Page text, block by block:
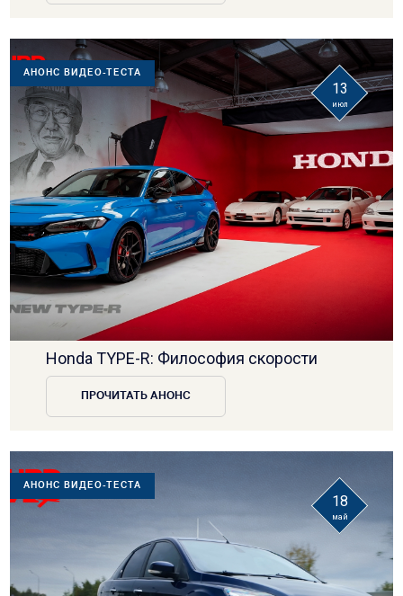
АНОНС ВИДЕО-ТЕСТА
13
июл
Honda TYPE-R: Философия скорости
ПРОЧИТАТЬ АНОНС
АНОНС ВИДЕО-ТЕСТА
18
май